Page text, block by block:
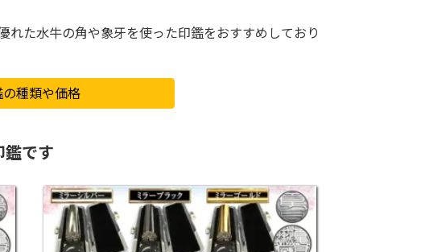
れた水牛の角や象牙を使った印鑑をおすすめしており
の種類や価格
鑑です